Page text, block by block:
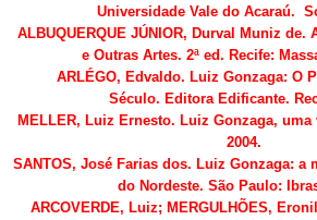
Universidade Vale do Acaraú.
ALBUQUERQUE JÚNIOR, Durval Muniz de.
e Outras Artes. 2ª ed. Recife:
ARLÉGO, Edvaldo. Luiz Gonzaga: O
Século. Editora Edificante.
MELLER, Luiz Ernesto. Luiz Gonzaga,
2004.
SANTOS, José Farias dos. Luiz Gonzaga: a
do Nordeste. São Paulo:
ARCOVERDE, Luiz; MERGULHÕES,